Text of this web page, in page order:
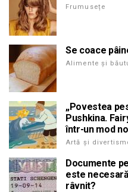
Frumusețe
Se coace
Alimente și
„Povestea
Pushkina.
într-un mod
Artă și
Documente
este
râvnit?